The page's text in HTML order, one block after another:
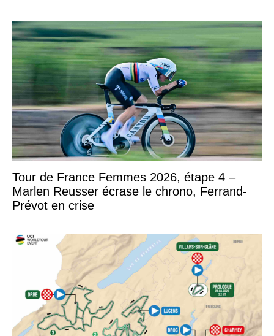
Tour de France Femmes 2026, étape 4 –
Marlen Reusser écrase le chrono, Ferrand-
Prévot en crise